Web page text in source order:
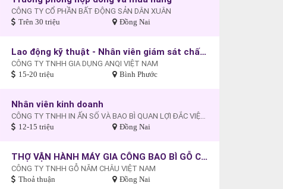
CÔNG TY CỔ PHẦN BẤT ĐỘNG SẢN DÂN XUÂN
Trên 30 triệu Đồng Nai
Lao động kỹ thuật - Nhân viên giám sát chất lượng
CÔNG TY TNHH GIA DỤNG ANQI VIỆT NAM
15-20 triệu Bình Phước
Nhân viên kinh doanh
CÔNG TY TNHH IN ẤN SỐ VÀ BAO BÌ QUAN LỢI ĐẮC VIỆT NAM
12-15 triệu Đồng Nai
THỢ VẬN HÀNH MÁY GIA CÔNG BAO BÌ GỖ CÔNG NGHIỆP
CÔNG TY TNHH GỖ NĂM CHÂU VIỆT NAM
Thoả thuận Đồng Nai